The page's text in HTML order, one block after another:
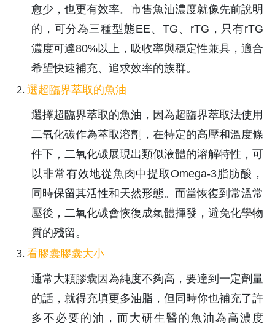
愈少，也更有效率。市售魚油濃度就像先前說明
的，可分為三種型態EE、TG、rTG，只有rTG
濃度可達80%以上，吸收率與穩定性兼具，適合
希望快速補充、追求效率的族群。
選超臨界萃取的魚油
選擇超臨界萃取的魚油，因為超臨界萃取法使用
二氧化碳作為萃取溶劑，在特定的高壓和溫度條
件下，二氧化碳展現出類似液體的溶解特性，可
以非常有效地從魚肉中提取Omega-3脂肪酸，
同時保留其活性和天然形態。而當恢復到常溫常
壓後，二氧化碳會恢復成氣體揮發，避免化學物
質的殘留。
看膠囊膠囊大小
通常大顆膠囊因為純度不夠高，要達到一定劑量
的話，就得充填更多油脂，但同時你也補充了許
多不必要的油，而大研生醫的魚油為高濃度